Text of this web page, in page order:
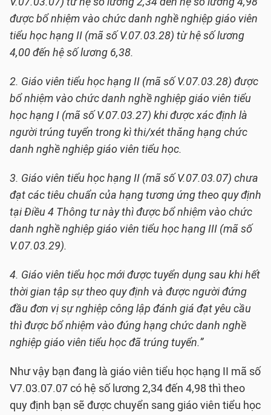
được bổ nhiệm vào chức danh nghề nghiệp giáo viên
tiểu học hạng II (mã số V.07.03.28) từ hệ số lương
4,00 đến hệ số lương 6,38.
2. Giáo viên tiểu học hạng II (mã số V.07.03.28) được
bổ nhiệm vào chức danh nghề nghiệp giáo viên tiểu
học hạng I (mã số V.07.03.27) khi được xác định là
người trúng tuyển trong kì thi/xét thăng hạng chức
danh nghề nghiệp giáo viên tiểu học.
3. Giáo viên tiểu học hạng II (mã số V.07.03.07) chưa
đạt các tiêu chuẩn của hạng tương ứng theo quy định
tại Điều 4 Thông tư này thì được bổ nhiệm vào chức
danh nghề nghiệp giáo viên tiểu học hạng III (mã số
V.07.03.29).
4. Giáo viên tiểu học mới được tuyển dụng sau khi hết
thời gian tập sự theo quy định và được người đứng
đầu đơn vị sự nghiệp công lập đánh giá đạt yêu cầu
thì được bổ nhiệm vào đúng hạng chức danh nghề
nghiệp giáo viên tiểu học đã trúng tuyển.”
Như vậy bạn đang là giáo viên tiểu học hạng II mã số
V7.03.07.07 có hệ số lương 2,34 đến 4,98 thì theo
quy định bạn sẽ được chuyển sang giáo viên tiểu học